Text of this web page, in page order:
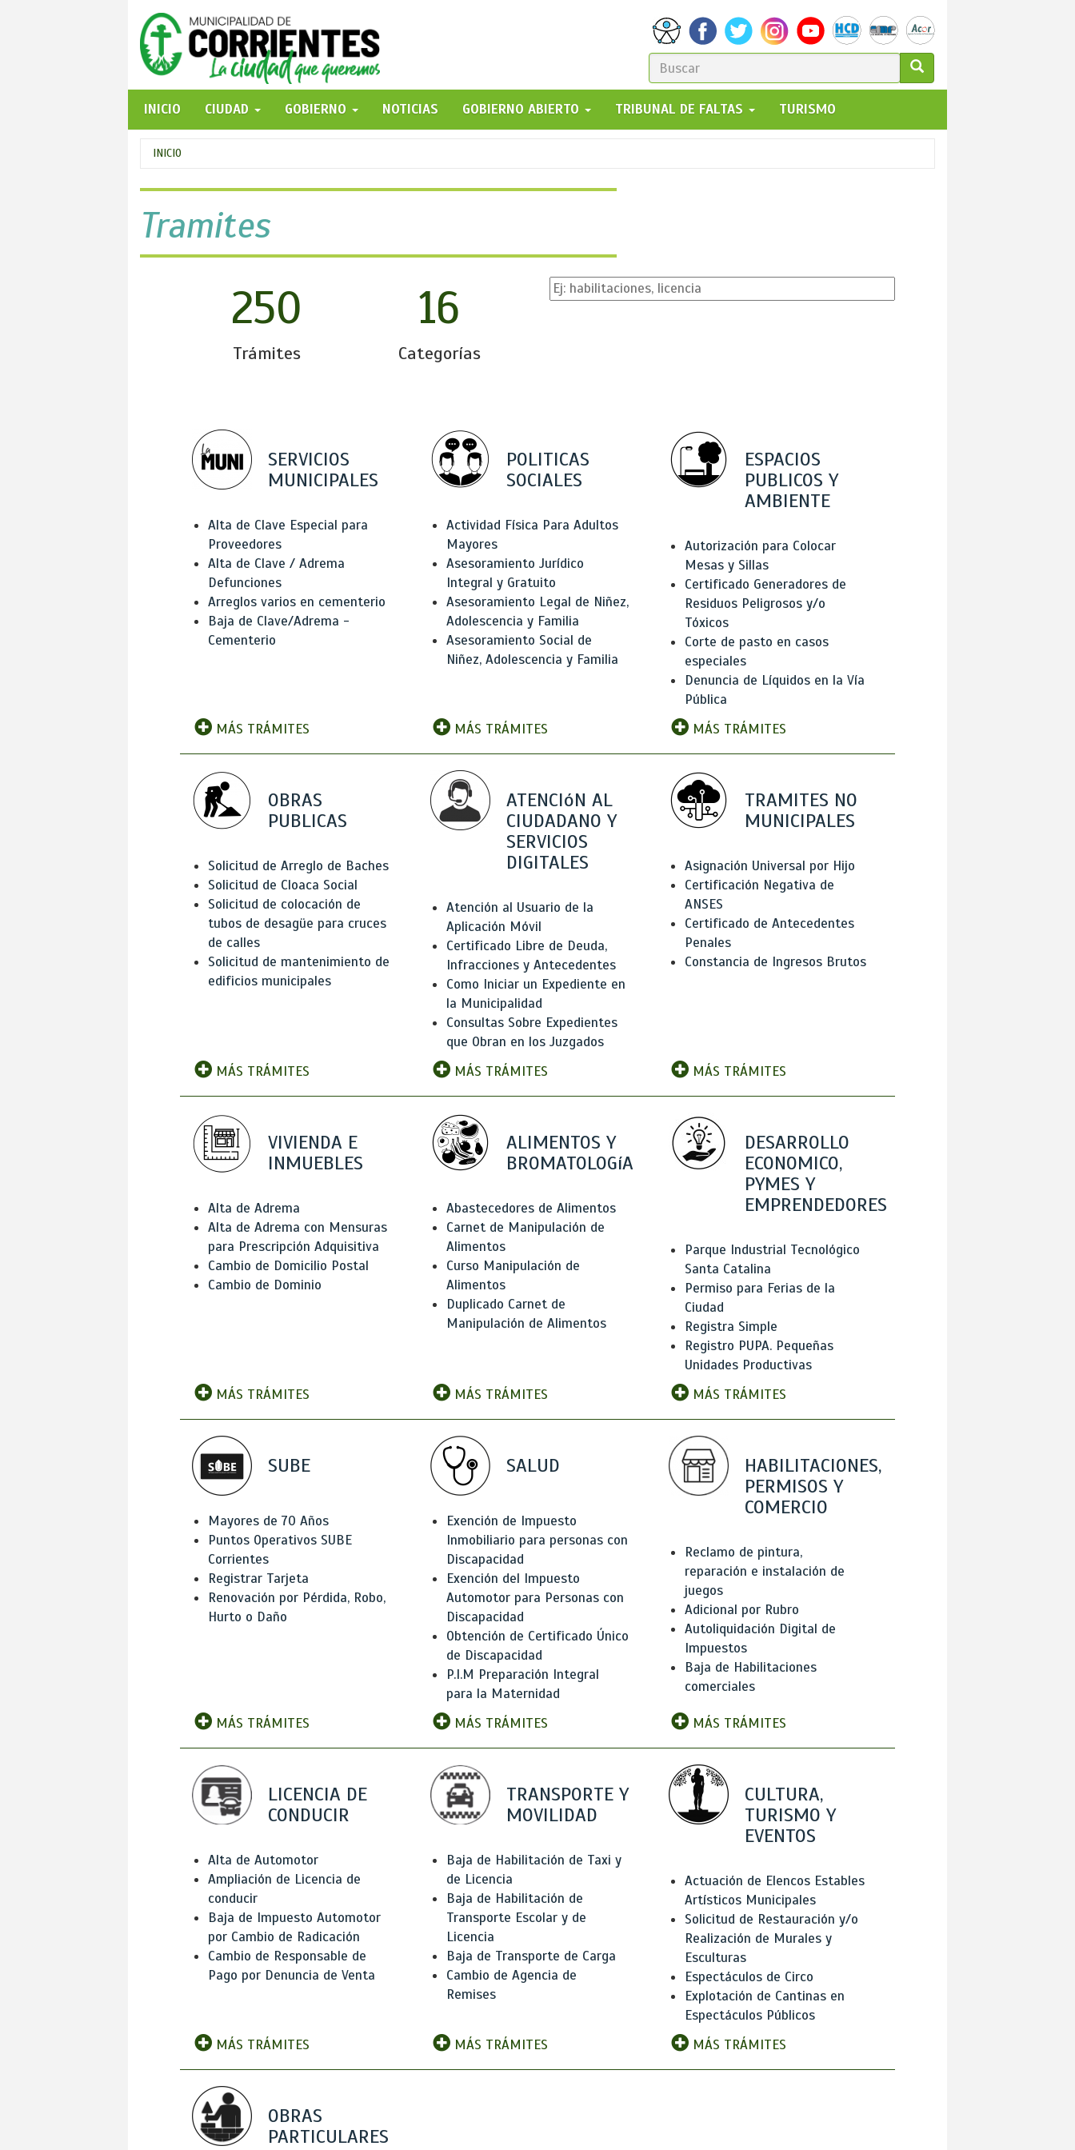
FORMULARIO
DE
BÚSQUEDA
GO!
INICIO
CIUDAD GOBIERNO NOTICIAS GOBIERNO ABIERTO TRIBUNAL DE FALTAS TURISMO
Se
encuentra
usted
aquí
INICIO
Tramites
250
Trámites
16
Categorías
SERVICIOS
MUNICIPALES
Alta de Clave Especial para
Proveedores
Alta de Clave / Adrema
Defunciones
Arreglos varios en cementerio
Baja de Clave/Adrema -
Cementerio
MÁS TRÁMITES
POLITICAS
SOCIALES
Actividad Física Para Adultos
Mayores
Asesoramiento Jurídico
Integral y Gratuito
Asesoramiento Legal de Niñez,
Adolescencia y Familia
Asesoramiento Social de
Niñez, Adolescencia y Familia
MÁS TRÁMITES
ESPACIOS
PUBLICOS Y
AMBIENTE
Autorización para Colocar
Mesas y Sillas
Certificado Generadores de
Residuos Peligrosos y/o
Tóxicos
Corte de pasto en casos
especiales
Denuncia de Líquidos en la Vía
Pública
MÁS TRÁMITES
OBRAS
PUBLICAS
Solicitud de Arreglo de Baches
Solicitud de Cloaca Social
Solicitud de colocación de
tubos de desagüe para cruces
de calles
Solicitud de mantenimiento de
edificios municipales
MÁS TRÁMITES
ATENCIóN AL
CIUDADANO Y
SERVICIOS
DIGITALES
Atención al Usuario de la
Aplicación Móvil
Certificado Libre de Deuda,
Infracciones y Antecedentes
Como Iniciar un Expediente en
la Municipalidad
Consultas Sobre Expedientes
que Obran en los Juzgados
MÁS TRÁMITES
TRAMITES NO
MUNICIPALES
Asignación Universal por Hijo
Certificación Negativa de
ANSES
Certificado de Antecedentes
Penales
Constancia de Ingresos Brutos
MÁS TRÁMITES
VIVIENDA E
INMUEBLES
Alta de Adrema
Alta de Adrema con Mensuras
para Prescripción Adquisitiva
Cambio de Domicilio Postal
Cambio de Dominio
MÁS TRÁMITES
ALIMENTOS Y
BROMATOLOGíA
Abastecedores de Alimentos
Carnet de Manipulación de
Alimentos
Curso Manipulación de
Alimentos
Duplicado Carnet de
Manipulación de Alimentos
MÁS TRÁMITES
DESARROLLO
ECONOMICO,
PYMES Y
EMPRENDEDORES
Parque Industrial Tecnológico
Santa Catalina
Permiso para Ferias de la
Ciudad
Registra Simple
Registro PUPA. Pequeñas
Unidades Productivas
MÁS TRÁMITES
SUBE
Mayores de 70 Años
Puntos Operativos SUBE
Corrientes
Registrar Tarjeta
Renovación por Pérdida, Robo,
Hurto o Daño
MÁS TRÁMITES
SALUD
Exención de Impuesto
Inmobiliario para personas con
Discapacidad
Exención del Impuesto
Automotor para Personas con
Discapacidad
Obtención de Certificado Único
de Discapacidad
P.I.M Preparación Integral
para la Maternidad
MÁS TRÁMITES
HABILITACIONES,
PERMISOS Y
COMERCIO
Reclamo de pintura,
reparación e instalación de
juegos
Adicional por Rubro
Autoliquidación Digital de
Impuestos
Baja de Habilitaciones
comerciales
MÁS TRÁMITES
LICENCIA DE
CONDUCIR
Alta de Automotor
Ampliación de Licencia de
conducir
Baja de Impuesto Automotor
por Cambio de Radicación
Cambio de Responsable de
Pago por Denuncia de Venta
MÁS TRÁMITES
TRANSPORTE Y
MOVILIDAD
Baja de Habilitación de Taxi y
de Licencia
Baja de Habilitación de
Transporte Escolar y de
Licencia
Baja de Transporte de Carga
Cambio de Agencia de
Remises
MÁS TRÁMITES
CULTURA,
TURISMO Y
EVENTOS
Actuación de Elencos Estables
Artísticos Municipales
Solicitud de Restauración y/o
Realización de Murales y
Esculturas
Espectáculos de Circo
Explotación de Cantinas en
Espectáculos Públicos
MÁS TRÁMITES
OBRAS
PARTICULARES